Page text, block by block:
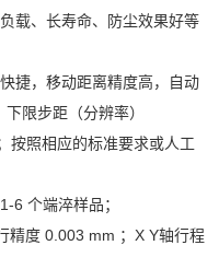
载、长寿命、防尘效果好等
捷，移动距离精度高，自动
限步距（分辨率）
按照相应的标准要求或人工
6 个端淬样品；
精度 0.003 mm ；X Y轴行程